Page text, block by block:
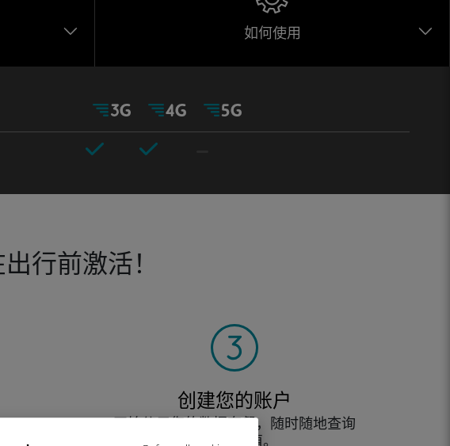
如何使用
行前激活！
创建您的账户
开始使用您的数据套餐，随时随地查询
余额并充值。